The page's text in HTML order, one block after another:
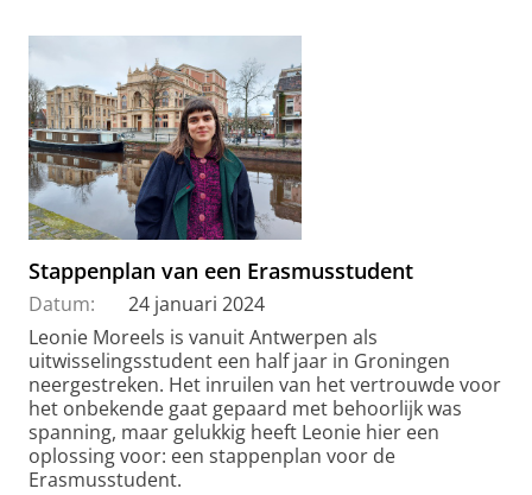
Stappenplan van een Erasmusstudent
Datum:
24 januari 2024
Leonie Moreels is vanuit Antwerpen als
uitwisselingsstudent een half jaar in Groningen
neergestreken. Het inruilen van het vertrouwde voor
het onbekende gaat gepaard met behoorlijk was
spanning, maar gelukkig heeft Leonie hier een
oplossing voor: een stappenplan voor de
Erasmusstudent.